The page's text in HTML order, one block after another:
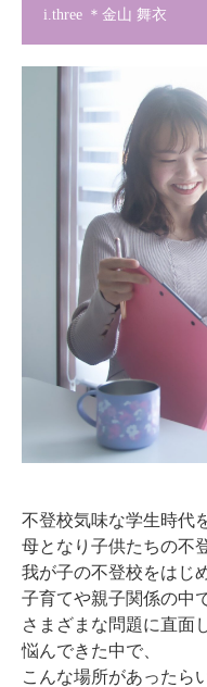
i.three ＊金山 舞衣
不登校気味な学生時代
母となり子供たちの不
我が子の不登校をはじめ
子育てや親子関係の中
さまざまな問題に直面
悩んできた中で、
こんな場所があったら